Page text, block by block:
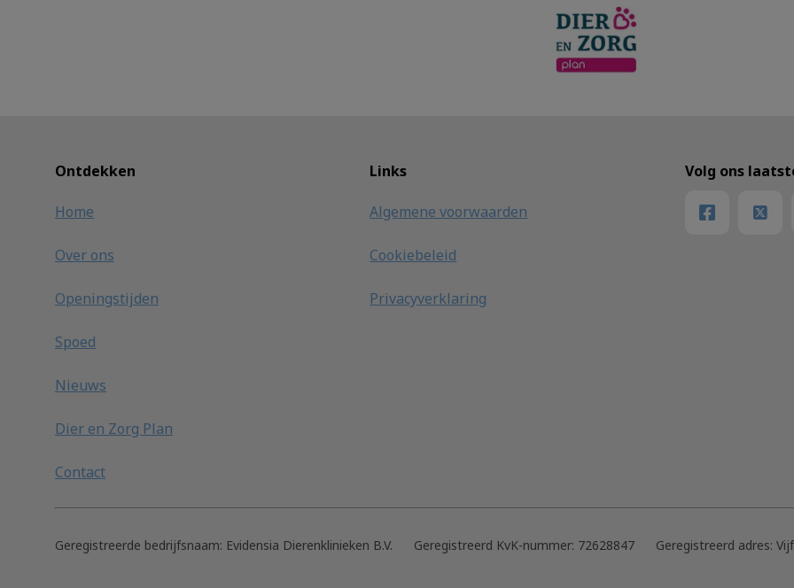
Ontdekken
Home
Over ons
Openingstijden
Spoed
Nieuws
Dier en Zorg Plan
Contact
Links
Algemene voorwaarden
Cookiebeleid
Privacyverklaring
Volg ons
Geregistreerde bedrijfsnaam: Evidensia Dierenklinieken B.V. Geregistreerd KvK-nummer: 72628847 Geregistreerd adres: